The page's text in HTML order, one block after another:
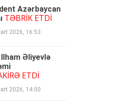
Azərbaycan
TƏBRİK ETDİ
2026, 16:53
Əliyevlə
ETDİ
2026, 14:00